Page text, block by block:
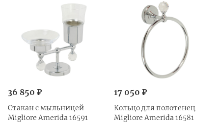
36 850 ₽
Стакан с мыльницей
Migliore Amerida 16591
17 050 ₽
Кольцо для полотенец
Migliore Amerida 16581